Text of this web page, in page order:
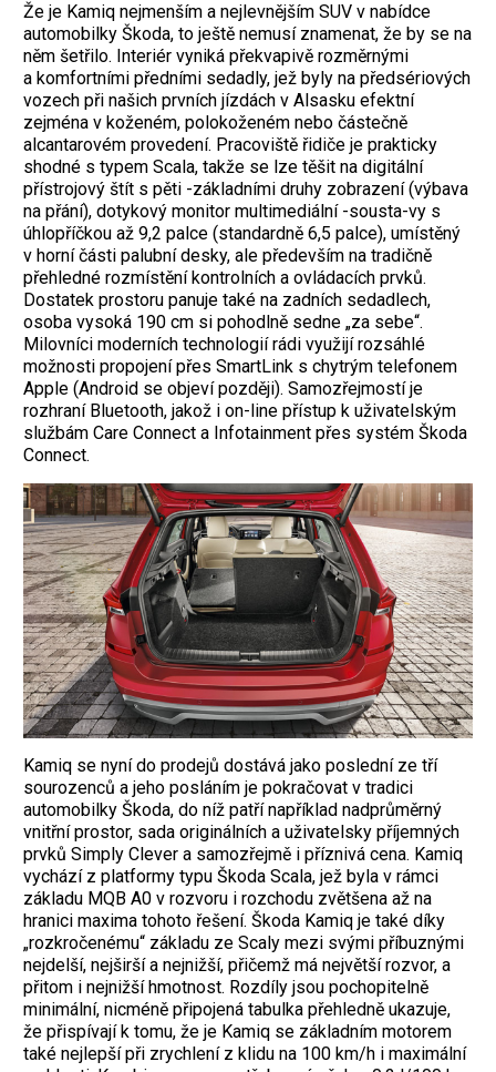
Že je Kamiq nejmenším a nejlevnějším SUV v nabídce
automobilky Škoda, to ještě nemusí znamenat, že by se na
něm šetřilo. Interiér vyniká překvapivě rozměrnými
a komfortními předními sedadly, jež byly na předsériových
vozech při našich prvních jízdách v Alsasku efektní
zejména v koženém, polokoženém nebo částečně
alcantarovém provedení. Pracoviště řidiče je prakticky
shodné s typem Scala, takže se lze těšit na digitální
přístrojový štít s pěti -základními druhy zobrazení (výbava
na přání), dotykový monitor multimediální -sousta-vy s
úhlopříčkou až 9,2 palce (standardně 6,5 palce), umístěný
v horní části palubní desky, ale především na tradičně
přehledné rozmístění kontrolních a ovládacích prvků.
Dostatek prostoru panuje také na zadních sedadlech,
osoba vysoká 190 cm si pohodlně sedne „za sebe“.
Milovníci moderních technologií rádi využijí rozsáhlé
možnosti propojení přes SmartLink s chytrým telefonem
Apple (Android se objeví později). Samozřejmostí je
rozhraní Bluetooth, jakož i on-line přístup k uživatelským
službám Care Connect a Infotainment přes systém Škoda
Connect.
Kamiq se nyní do prodejů dostává jako poslední ze tří
sourozenců a jeho posláním je pokračovat v tradici
automobilky Škoda, do níž patří například nadprůměrný
vnitřní prostor, sada originálních a uživatelsky příjemných
prvků Simply Clever a samozřejmě i příznivá cena. Kamiq
vychází z platformy typu Škoda Scala, jež byla v rámci
základu MQB A0 v rozvoru i rozchodu zvětšena až na
hranici maxima tohoto řešení. Škoda Kamiq je také díky
„rozkročenému“ základu ze Scaly mezi svými příbuznými
nejdelší, nejširší a nejnižší, přičemž má největší rozvor, a
přitom i nejnižší hmotnost. Rozdíly jsou pochopitelně
minimální, nicméně připojená tabulka přehledně ukazuje,
že přispívají k tomu, že je Kamiq se základním motorem
také nejlepší při zrychlení z klidu na 100 km/h i maximální